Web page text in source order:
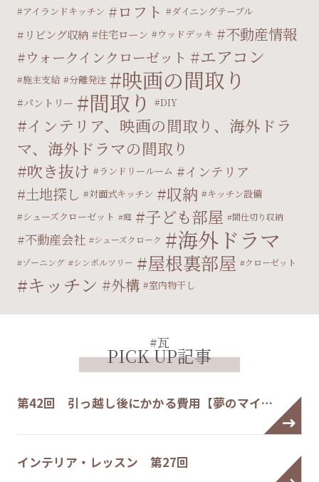
アイランドキッチン ロフト ダイニングテーブル
リビング収納 住宅ローン ウッドデッキ 不動産情報
ウォークインクローゼット エアコン
施主支給 分離発注 映画の間取り
パントリー 間取り DIY
インテリア、映画の間取り、海外ドラ
マ、海外ドラマの間取り
吹き抜け
ランドリールーム インテリア
土地探し 対面式キッチン 収納
キッチン設備
シューズクローゼット
庭 子ども部屋 間仕切り収納
不動産会社 シューズクローク 海外ドラマ
ゾーニング シンボルツリー 屋根裏部屋 クローゼット
キッチン 外構 室内物干し
#瓦
PICK UP記事
第42回 引っ越し後にかかる費用【夢のマイ…
インテリア・レッスン 第27回